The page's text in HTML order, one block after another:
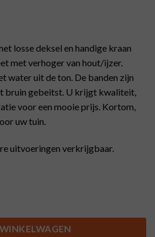
losse deksel en handige kraan
met verhoger van hout/ijzer.
water uit de ton. De banden zijn
bruin gebeitst. U krijgt kwaliteit,
voor een mooie prijs. Kortom,
uw tuin.
uitvoeringen verkrijgbaar.